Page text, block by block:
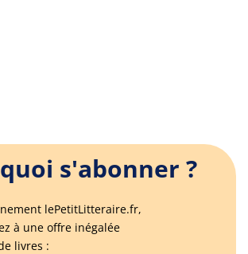
s'abonner ?
lePetitLitteraire.fr,
à une offre inégalée
livres :